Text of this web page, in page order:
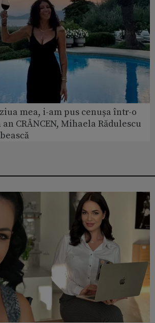
mea, i-am pus cenușa într-o
CRÂNCEN, Mihaela Rădulescu